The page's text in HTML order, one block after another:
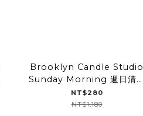
Brooklyn Candle Studio
Sunday Morning 週日清晨
極簡香氛蠟燭
NT$280
NT$1,180